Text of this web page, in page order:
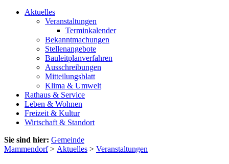
Aktuelles
Veranstaltungen
Terminkalender
Bekanntmachungen
Stellenangebote
Bauleitplanverfahren
Ausschreibungen
Mitteilungsblatt
Klima & Umwelt
Rathaus & Service
Leben & Wohnen
Freizeit & Kultur
Wirtschaft & Standort
Sie sind hier: Gemeinde
Mammendorf> Aktuelles > Veranstaltungen